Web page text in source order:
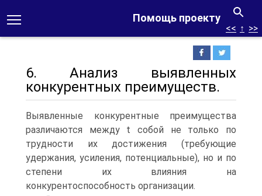
Помощь проекту
<< ↑ >>
6. Анализ выявленных
конкурентных преимуществ.
Выявленные конкурентные преимущества
различаются между t собой не только по
трудности их достижения (требующие
удержания, усиления, потенциальные), но и по
степени их влияния на
конкурентоспособность организации.